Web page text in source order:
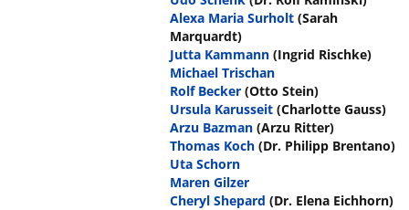
Alexa Maria Surholt (Sarah
Marquardt)
Jutta Kammann (Ingrid Rischke)
Michael Trischan
Rolf Becker (Otto Stein)
Ursula Karusseit (Charlotte Gauss)
Arzu Bazman (Arzu Ritter)
Thomas Koch (Dr. Philipp Brentano)
Uta Schorn
Maren Gilzer
Cheryl Shepard (Dr. Elena Eichhorn)